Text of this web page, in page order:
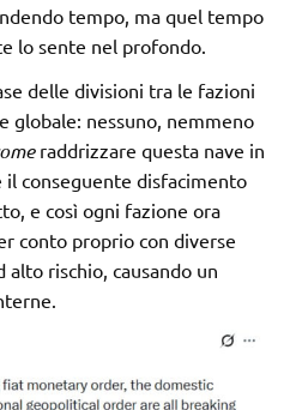
tempo, ma quel tempo
lo sente nel profondo.
delle divisioni tra le fazioni
globale: nessuno, nemmeno
raddrizzare questa nave in
il conseguente disfacimento
e così ogni fazione ora
conto proprio con diverse
rischio, causando un